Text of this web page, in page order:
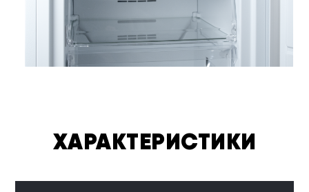
ХАРАКТЕРИСТИКИ